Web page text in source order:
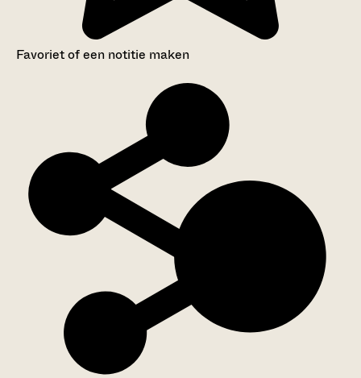
Favoriet of een notitie maken